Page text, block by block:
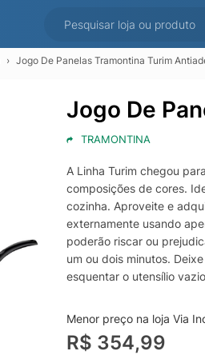
Jogo De Panelas Tramontina Turim
Jogo De
TRAMONTINA
A Linha Turim chegou
composições de cores.
cozinha. Aproveite e
externamente usando
poderão riscar ou
um ou dois minutos.
esquentar o utensílio
revestimento do
utilize somente utensílios
diretamente no
Evite escorrer gordura
Menor preço na loja Via
R$ 354,99